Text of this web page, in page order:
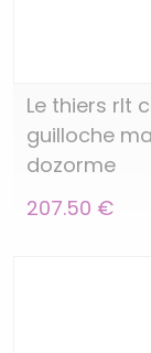
Le thiers rlt
guilloche
dozorme
207.50 €